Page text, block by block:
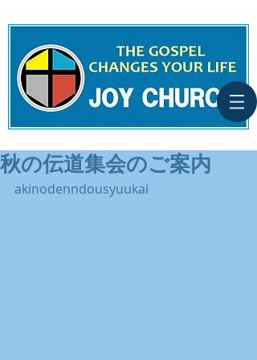
秋の伝道集会のご案内
akinodenndousyuukai